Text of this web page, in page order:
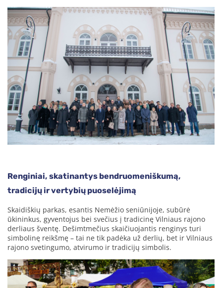
Renginiai, skatinantys bendruomeniškumą,
tradicijų ir vertybių puoselėjimą
Skaidiškių parkas, esantis Nemėžio seniūnijoje, subūrė
ūkininkus, gyventojus bei svečius į tradicinę Vilniaus rajono
derliaus šventę. Dešimtmečius skaičiuojantis renginys turi
simbolinę reikšmę – tai ne tik padėka už derlių, bet ir Vilniaus
rajono svetingumo, atvirumo ir tradicijų simbolis.